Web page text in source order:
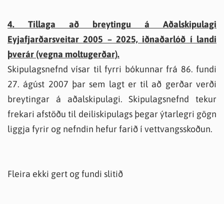
4. Tillaga að breytingu á Aðalskipulagi
Eyjafjarðarsveitar 2005 – 2025, iðnaðarlóð í landi
þverár (vegna moltugerðar).
Skipulagsnefnd vísar til fyrri bókunnar frá 86. fundi
27. ágúst 2007 þar sem lagt er til að gerðar verði
breytingar á aðalskipulagi. Skipulagsnefnd tekur
frekari afstöðu til deiliskipulags þegar ýtarlegri gögn
liggja fyrir og nefndin hefur farið í vettvangsskoðun.
Fleira ekki gert og fundi slitið